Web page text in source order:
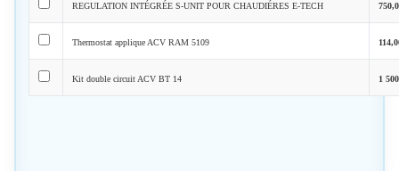
REGULATION INTÉGRÉE S-UNIT POUR CHAUDIÉRES E-TECH
Thermostat applique ACV RAM 5109
Kit double circuit ACV BT 14 1